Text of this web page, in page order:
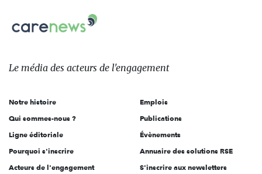
sur:
Le
des
l'engagement
Le média des acteurs de l'engagement
Notre histoire
Qui sommes-nous ?
Ligne éditoriale
Pourquoi s'inscrire
Acteurs de l'engagement
Emplois
Publications
Évènements
Annuaire des solutions RSE
S'inscrire aux newsletters